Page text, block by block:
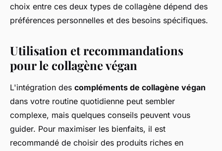
choix entre ces deux types de collagène dépend des
préférences personnelles et des besoins spécifiques.
Utilisation et recommandations
pour le collagène végan
L'intégration des compléments de collagène végan
dans votre routine quotidienne peut sembler
complexe, mais quelques conseils peuvent vous
guider. Pour maximiser les bienfaits, il est
recommandé de choisir des produits riches en